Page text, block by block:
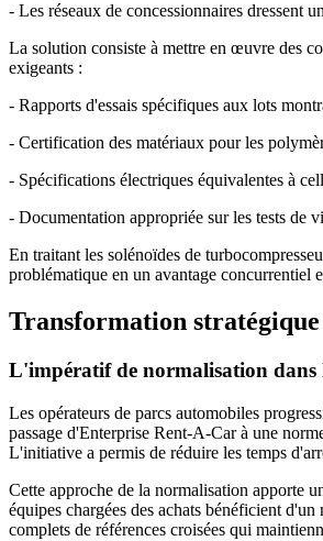
- Les réseaux de concessionnaires dressent
La solution consiste à mettre en œuvre des
exigeants :
- Rapports d'essais spécifiques aux lots
- Certification des matériaux pour les
- Spécifications électriques équivalentes à
- Documentation appropriée sur les tests de
En traitant les solénoïdes de
problématique en un avantage concurrentiel
Transformation
L'impératif de normalisation dans
Les opérateurs de parcs automobiles
passage d'Enterprise Rent-A-Car à une
L'initiative a permis de réduire les temps
Cette approche de la normalisation apporte
équipes chargées des achats bénéficient
complets de références croisées qui